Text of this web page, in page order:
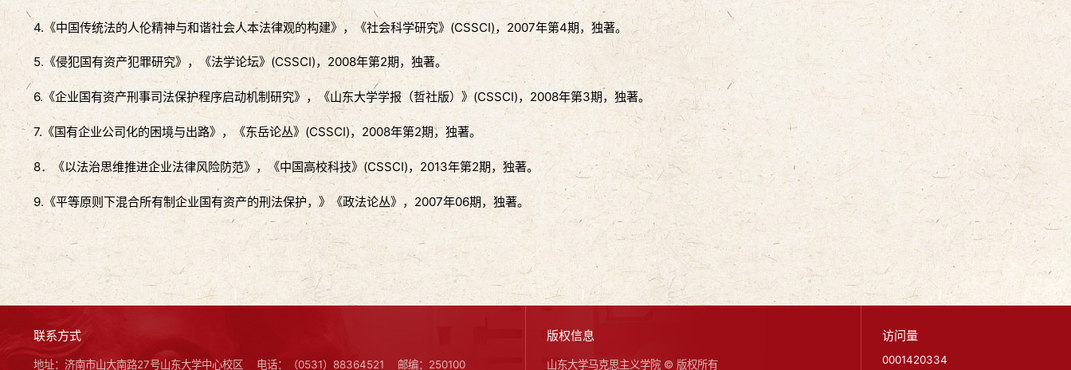
4.《中国传统法的人伦精神与和谐社会人本法律观的构建》，《社会科学研究》(CSSCI)，2007年第4期，独著。
5.《侵犯国有资产犯罪研究》，《法学论坛》(CSSCI)，2008年第2期，独著。
6.《企业国有资产刑事司法保护程序启动机制研究》，《山东大学学报（哲社版）》(CSSCI)，2008年第3期，独著。
7.《国有企业公司化的困境与出路》，《东岳论丛》(CSSCI)，2008年第2期，独著。
8．《以法治思维推进企业法律风险防范》，《中国高校科技》(CSSCI)，2013年第2期，独著。
9.《平等原则下混合所有制企业国有资产的刑法保护，》《政法论丛》，2007年06期，独著。
联系方式
地址：济南市山大南路27号山东大学中心校区 电话：（0531）88364521 邮编：250100
版权信息
山东大学马克思主义学院 © 版权所有
访问量
0001420334